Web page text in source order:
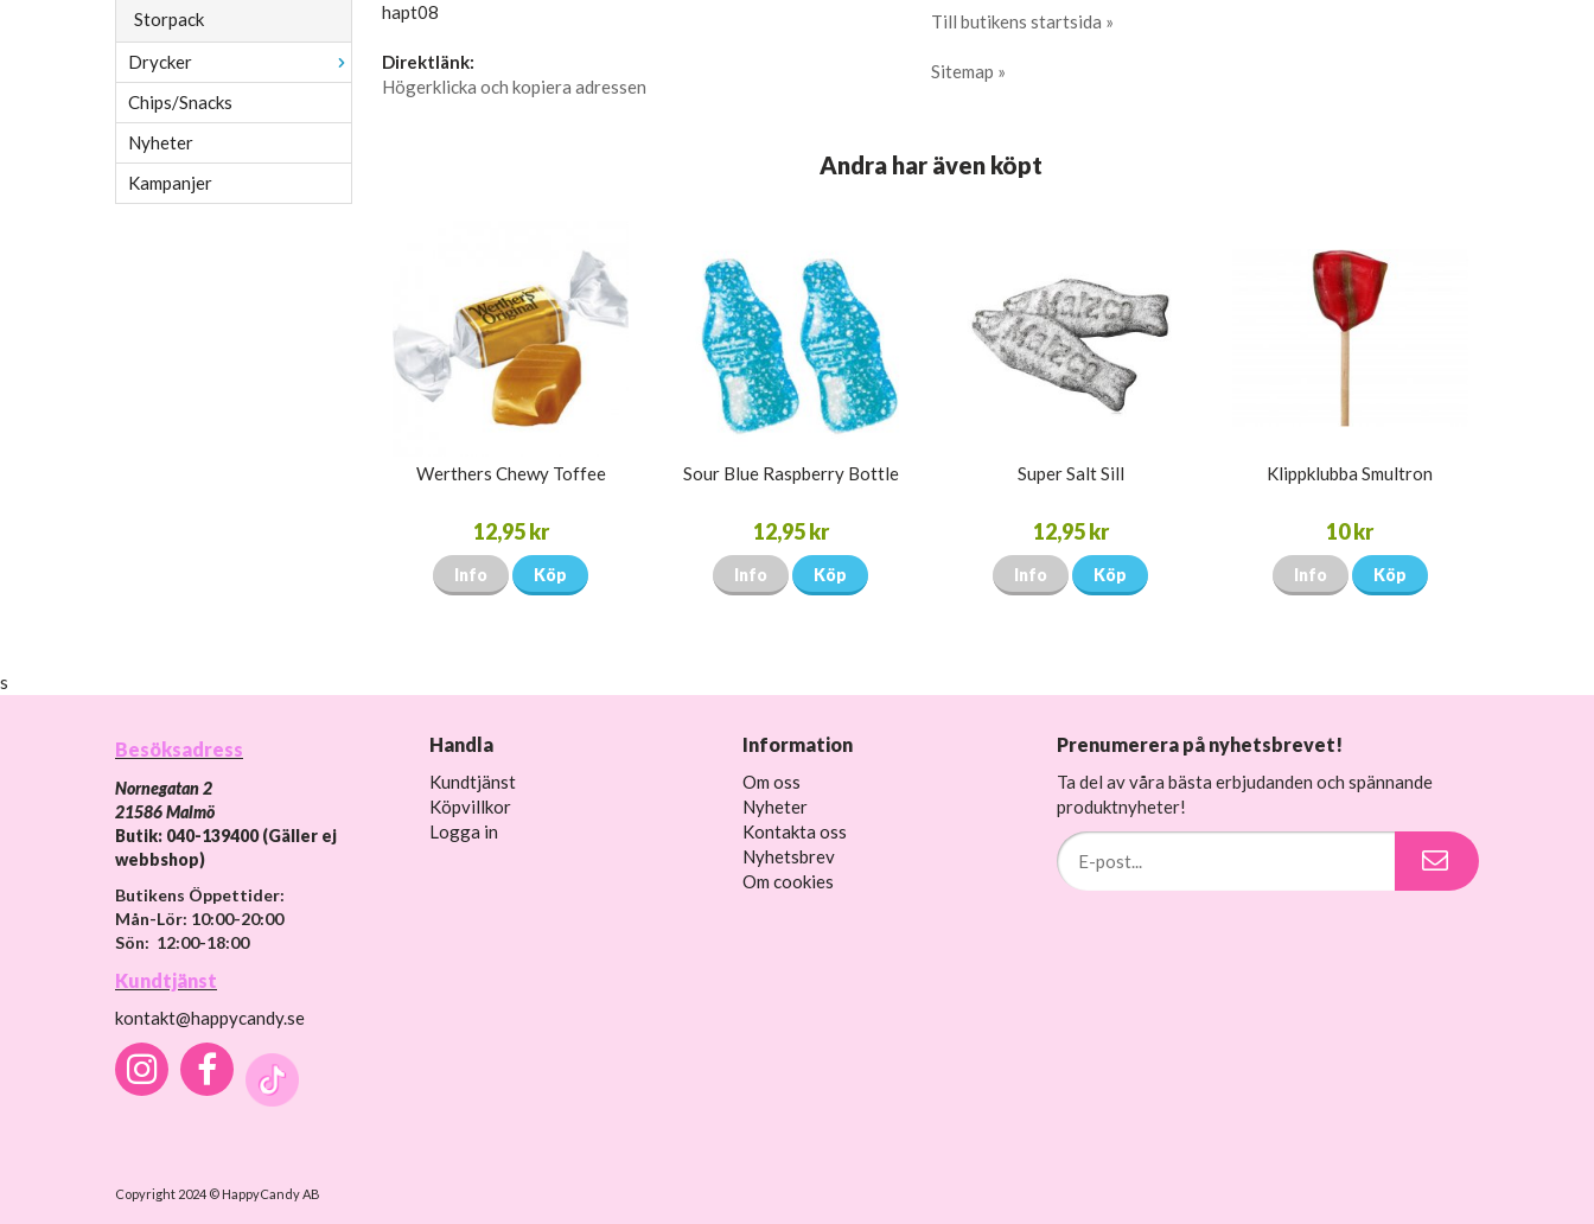
Storpack
Drycker
Chips/Snacks
Nyheter
Kampanjer
Till butikens startsida »
Sitemap »
hapt08
Direktlänk:
Högerklicka och kopiera adressen
Andra har även köpt
Werthers Chewy Toffee
12,95 kr
Info Köp
Sour Blue Raspberry Bottle
12,95 kr
Info Köp
Super Salt Sill
12,95 kr
Info Köp
Klippklubba Smultron
10 kr
Info Köp
s
Besöksadress
Nornegatan 2
21586 Malmö
Butik: 040-139400 (Gäller ej
webbshop)
Butikens Öppettider:
Mån-Lör: 10:00-20:00
Sön: 12:00-18:00
Kundtjänst
kontakt@happycandy.se
Copyright 2024 © HappyCandy AB
Handla
Kundtjänst
Köpvillkor
Logga in
Information
Om oss
Nyheter
Kontakta oss
Nyhetsbrev
Om cookies
Prenumerera på nyhetsbrevet!
Ta del av våra bästa erbjudanden och spännande
produktnyheter!